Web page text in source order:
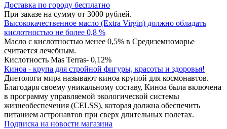
Доставка по городу бесплатно
При заказе на сумму от 3000 рублей.
Высококачественное масло (Extra Virgin) должно обладать
кислотностью не более 0,8 %
Масло с кислотностью менее 0,5% в Средиземноморье
считается лечебным.
Кислотность Mas Terras- 0,12%
Киноа - крупа для стройной фигуры, красоты и здоровья!
Диетологи мира называют киноа крупой для космонавтов.
Благодаря своему уникальному составу, Киноа была включена
в программу управляемой экологической системы
жизнеобеспечения (CELSS), которая должна обеспечить
питанием астронавтов при сверх длительных полетах.
Подписка на новости магазина